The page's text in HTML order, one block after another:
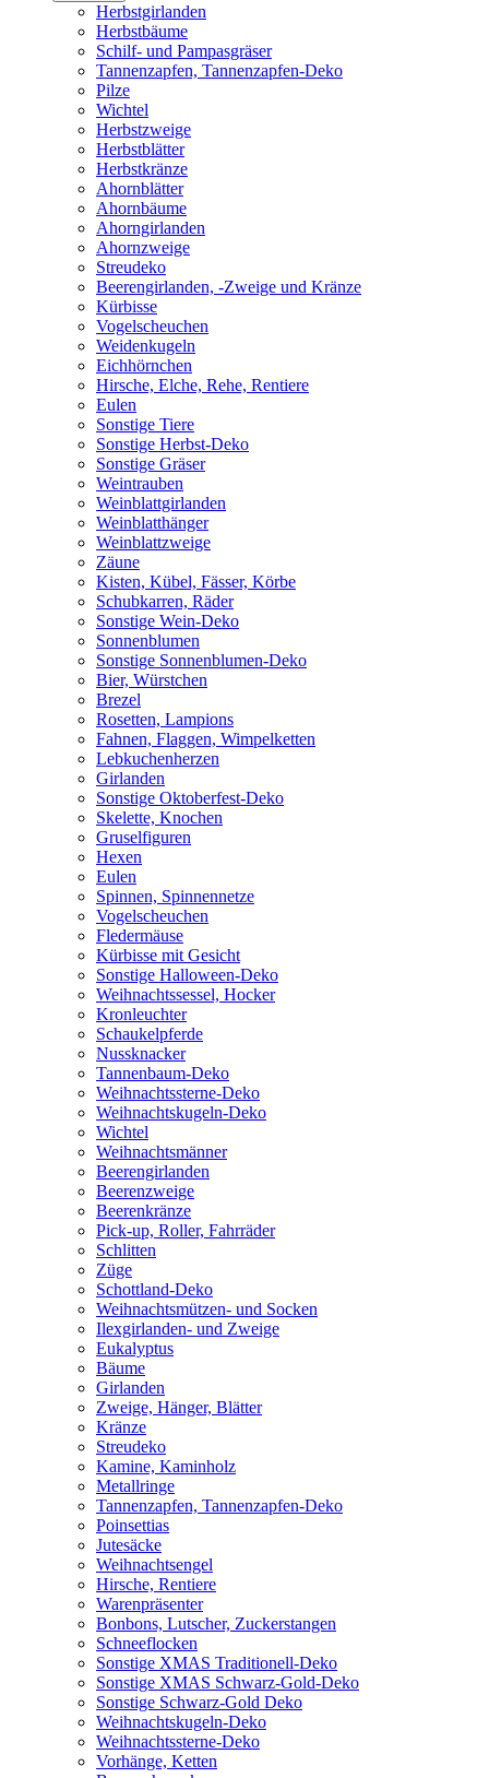
Herbstgirlanden
Herbstbäume
Schilf- und Pampasgräser
Tannenzapfen, Tannenzapfen-Deko
Pilze
Wichtel
Herbstzweige
Herbstblätter
Herbstkränze
Ahornblätter
Ahornbäume
Ahorngirlanden
Ahornzweige
Streudeko
Beerengirlanden, -Zweige und Kränze
Kürbisse
Vogelscheuchen
Weidenkugeln
Eichhörnchen
Hirsche, Elche, Rehe, Rentiere
Eulen
Sonstige Tiere
Sonstige Herbst-Deko
Sonstige Gräser
Weintrauben
Weinblattgirlanden
Weinblatthänger
Weinblattzweige
Zäune
Kisten, Kübel, Fässer, Körbe
Schubkarren, Räder
Sonstige Wein-Deko
Sonnenblumen
Sonstige Sonnenblumen-Deko
Bier, Würstchen
Brezel
Rosetten, Lampions
Fahnen, Flaggen, Wimpelketten
Lebkuchenherzen
Girlanden
Sonstige Oktoberfest-Deko
Skelette, Knochen
Gruselfiguren
Hexen
Eulen
Spinnen, Spinnennetze
Vogelscheuchen
Fledermäuse
Kürbisse mit Gesicht
Sonstige Halloween-Deko
Weihnachtssessel, Hocker
Kronleuchter
Schaukelpferde
Nussknacker
Tannenbaum-Deko
Weihnachtssterne-Deko
Weihnachtskugeln-Deko
Wichtel
Weihnachtsmänner
Beerengirlanden
Beerenzweige
Beerenkränze
Pick-up, Roller, Fahrräder
Schlitten
Züge
Schottland-Deko
Weihnachtsmützen- und Socken
Ilexgirlanden- und Zweige
Eukalyptus
Bäume
Girlanden
Zweige, Hänger, Blätter
Kränze
Streudeko
Kamine, Kaminholz
Metallringe
Tannenzapfen, Tannenzapfen-Deko
Poinsettias
Jutesäcke
Weihnachtsengel
Hirsche, Rentiere
Warenpräsenter
Bonbons, Lutscher, Zuckerstangen
Schneeflocken
Sonstige XMAS Traditionell-Deko
Sonstige XMAS Schwarz-Gold-Deko
Sonstige Schwarz-Gold Deko
Weihnachtskugeln-Deko
Weihnachtssterne-Deko
Vorhänge, Ketten